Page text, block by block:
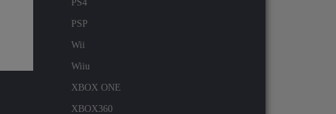
PS4
PSP
Wii
Wiiu
XBOX ONE
XBOX360